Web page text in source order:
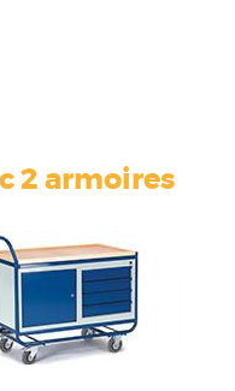
2 armoires